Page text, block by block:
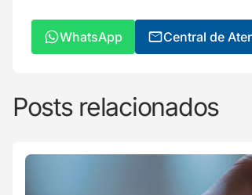
WhatsApp Central de
Posts relacionados